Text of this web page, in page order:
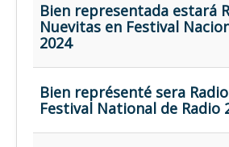
Bien representada estará
Nuevitas en Festival
2024
Bien représenté sera
Festival National de Radio